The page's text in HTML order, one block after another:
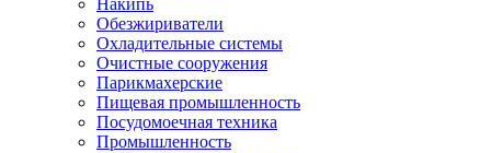
Накипь
Обезжириватели
Охладительные системы
Очистные сооружения
Парикмахерские
Пищевая промышленность
Посудомоечная техника
Промышленность